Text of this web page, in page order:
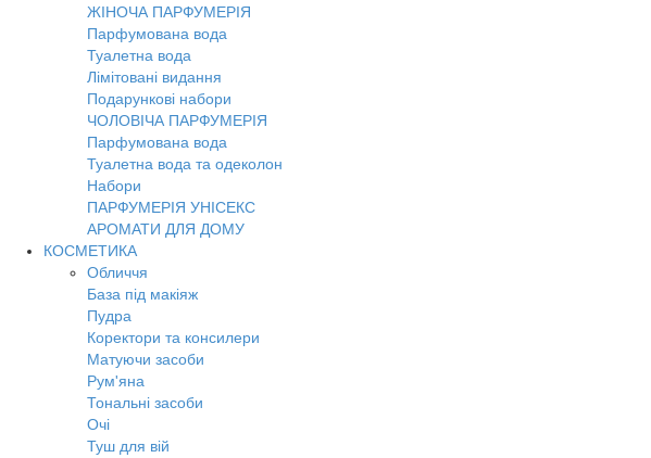
ЖІНОЧА ПАРФУМЕРІЯ
Парфумована вода
Туалетна вода
Лімітовані видання
Подарункові набори
ЧОЛОВІЧА ПАРФУМЕРІЯ
Парфумована вода
Туалетна вода та одеколон
Набори
ПАРФУМЕРІЯ УНІСЕКС
АРОМАТИ ДЛЯ ДОМУ
КОСМЕТИКА
Обличчя
База під макіяж
Пудра
Коректори та консилери
Матуючи засоби
Рум'яна
Тональні засоби
Очі
Туш для вій